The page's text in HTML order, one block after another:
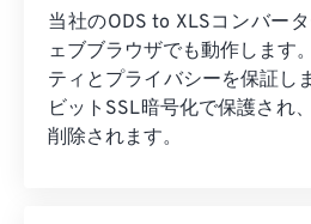
当社のODS to XLSコンバー
ェブブラウザでも動作します
ティとプライバシーを保証し
ビットSSL暗号化で保護され
削除されます。